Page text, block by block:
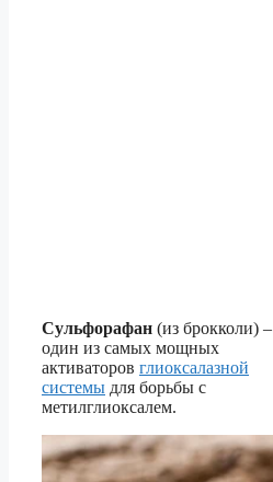
Сульфорафан (из брокколи) –
один из самых мощных
активаторов глиоксалазной
системы для борьбы с
метилглиоксалем.